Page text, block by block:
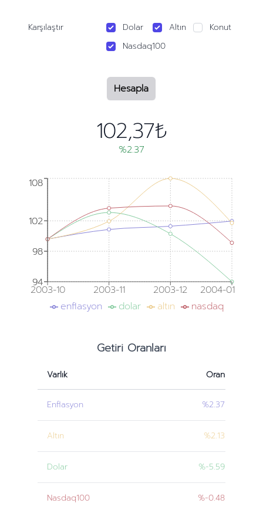
Karşılaştır Dolar Altın
Konut
Nasdaq100
Hesapla
102,37₺
%2.37
2003-10 2003-11 2003-12 2004-01
94
98
102
108
94
98
102
108
enflasyon dolar altın nasdaq
Getiri Oranları
Varlık Oran
Enflasyon %2.37
Altın %2.13
Dolar %-5.59
Nasdaq100 %-0.48